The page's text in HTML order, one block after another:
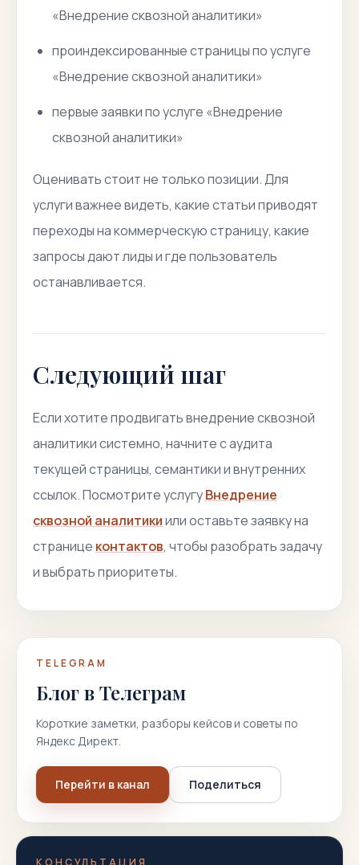
«Внедрение сквозной аналитики»
проиндексированные страницы по услуге
«Внедрение сквозной аналитики»
первые заявки по услуге «Внедрение
сквозной аналитики»
Оценивать стоит не только позиции. Для
услуги важнее видеть, какие статьи приводят
переходы на коммерческую страницу, какие
запросы дают лиды и где пользователь
останавливается.
Следующий шаг
Если хотите продвигать внедрение сквозной
аналитики системно, начните с аудита
текущей страницы, семантики и внутренних
ссылок. Посмотрите услугуВнедрение
сквозной аналитикиили оставьте заявку на
странице контактов, чтобы разобрать задачу
и выбрать приоритеты.
TELEGRAM
Блог в Телеграм
Короткие заметки, разборы кейсов и советы по
Яндекс Директ.
Перейти в канал Поделиться
КОНСУЛЬТАЦИЯ